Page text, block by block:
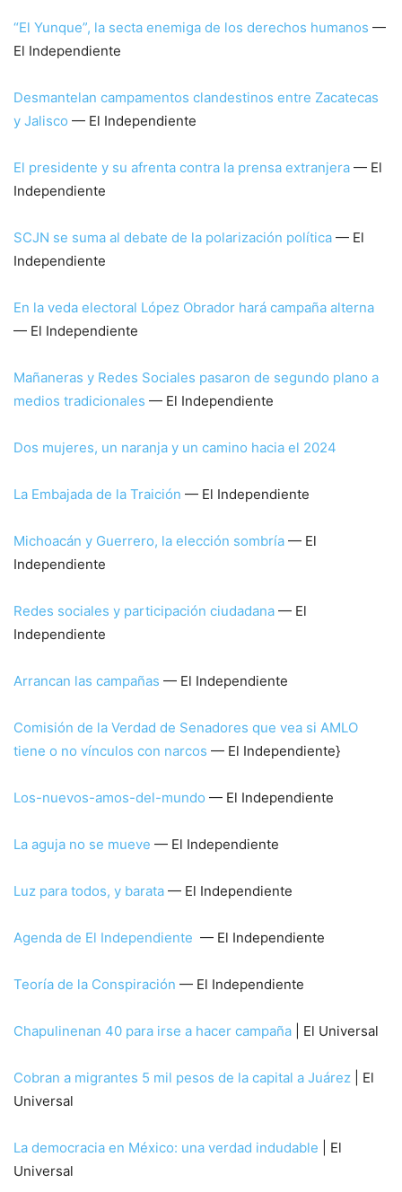
“El Yunque”, la secta enemiga de los derechos humanos —
El Independiente
Desmantelan campamentos clandestinos entre Zacatecas
y Jalisco — El Independiente
El presidente y su afrenta contra la prensa extranjera — El
Independiente
SCJN se suma al debate de la polarización política — El
Independiente
En la veda electoral López Obrador hará campaña alterna
— El Independiente
Mañaneras y Redes Sociales pasaron de segundo plano a
medios tradicionales — El Independiente
Dos mujeres, un naranja y un camino hacia el 2024
La Embajada de la Traición — El Independiente
Michoacán y Guerrero, la elección sombría — El
Independiente
Redes sociales y participación ciudadana — El
Independiente
Arrancan las campañas — El Independiente
Comisión de la Verdad de Senadores que vea si AMLO
tiene o no vínculos con narcos — El Independiente}
Los-nuevos-amos-del-mundo — El Independiente
La aguja no se mueve — El Independiente
Luz para todos, y barata — El Independiente
Agenda de El Independiente — El Independiente
Teoría de la Conspiración — El Independiente
Chapulinenan 40 para irse a hacer campaña | El Universal
Cobran a migrantes 5 mil pesos de la capital a Juárez | El
Universal
La democracia en México: una verdad indudable | El
Universal